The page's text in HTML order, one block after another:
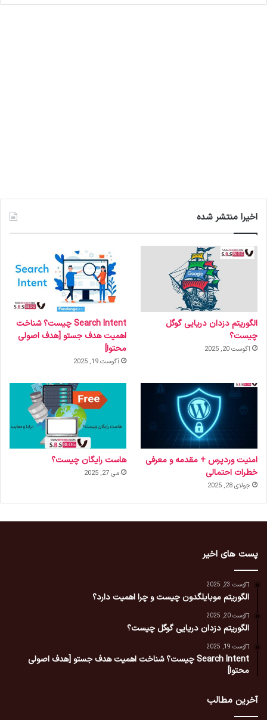
اخیرا منتشر شده
الگوریتم دزدان دریایی گوگل
چیست؟
آگوست 20, 2025
Search Intent چیست؟ شناخت
اهمیت هدف جستو [هدف اصولی
محتوا]
آگوست 19, 2025
امنیت وردپرس + مقدمه و معرفی
خطرات احتمالی
جولای 28, 2025
هاست رایگان چیست؟
می 27, 2025
پست های اخیر
آگوست 23, 2025
الگوریتم موبایلگدون چیست و چرا اهمیت دارد؟
آگوست 20, 2025
الگوریتم دزدان دریایی گوگل چیست؟
آگوست 19, 2025
Search Intent چیست؟ شناخت اهمیت هدف جستو [هدف اصولی
محتوا]
آخرین مطالب